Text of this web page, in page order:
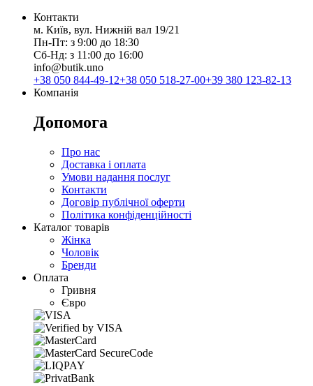
Контакти
м. Київ, вул. Нижній вал 19/21
Пн-Пт: з 9:00 до 18:30
Сб-Нд: з 11:00 до 16:00
info@butik.uno
+38 050 844-49-12+38 050 518-27-00+39 380 123-82-13
Компанія
Допомога
Про нас
Доставка і оплата
Умови надання послуг
Контакти
Договір публічної оферти
Політика конфіденційності
Каталог товарів
Жінка
Чоловік
Бренди
Оплата
Гривня
Євро